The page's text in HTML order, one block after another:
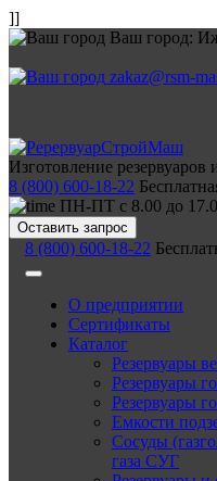
]]
Ваш город:
zakaz@rsm-
Изготовление резервуаров
8 (800) 600-18-22
ПН-ПТ с 8.00 до
Оставить запрос
8 (800) 600-18-22
О предприятии
Сертификаты
Каталог
Резервуары
Резервуары
Резервуары
Емкости
Сосуды
газа СУГ